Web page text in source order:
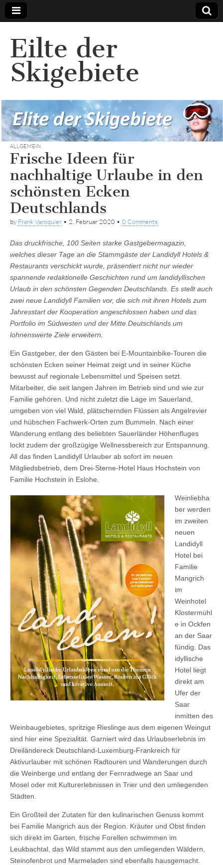
Eilte der
Skigebiete
ALLGEMEIN
Frische Ideen für
nachhaltige Urlaube in den
schönsten Ecken
Deutschlands
by Frank Varoquier • 2. Februar 2020 • 0 Comments
Das druckfrische, 100 Seiten starke Gastgebermagazin,
welches dieser Tage an die Stammgäste der Landidyll Hotels &
Restaurants verschickt wurde, präsentiert nicht nur wieder
spannende redaktionelle Geschichten rund um landidyllischen
Urlaub in den schönsten Gegenden Deutschlands. Es stellt auch
zwei neue Landidyll Familien vor, die sich mit ihren Hotels zum
Jahresstart der Kooperation angeschlossen haben und das
Portfolio im Südwesten und der Mitte Deutschlands um
lohnenswerte Ziele erweitern.
Ein Gastgeber, der den Gästen bei E-Mountainbike-Touren die
schönsten Ecken seiner Heimat zeigt und in seiner Küche
bewusst auf regionale Lebensmittel und Speisen setzt.
Mitarbeiter, die seit langen Jahren im Betrieb sind und wie zur
Familie gehören. Und nicht zuletzt die Lage im Sauerland,
umgeben von viel Wald, plätschernden Flüssen als Angelrevier
und hübschen Fachwerk-Orten zum Bummeln. Nach einer
Wanderung entlang des beliebten Sauerländer Höhenfluges
lockt zudem der großzügige Wellnessbereich zur Entspannung.
All das finden Landidyll Urlauber ab sofort im neuen
Mitgliedsbetrieb, dem Drei-Sterne-Hotel Haus Hochstein von
Familie Hochstein in Eslohe.
Weinliebha
ber werden
im zweiten
neuen
Landidyll
Hotel bei
Familie
Mangrich
im
Weinhotel
Klostermühl
e in Ockfen
an der Saar
fündig. Das
idyllische
Hotel liegt
direkt am
Ufer der
Saar
inmitten des
Weinbaugebietes, spritzige Rieslinge aus dem eigenen Weingut
sind hier eine Spezialität. Garniert wird das Urlaubserlebnis im
Dreiländereck Deutschland-Luxemburg-Frankreich für
Aktivurlauber mit schönen Radtouren und Wanderungen durch
die Weinberge und entlang der Fernradwege an Saar und
Mosel oder mit Kulturerlebnissen in Trier und den umliegenden
Städten.
Ein Großteil der Zutaten für den kulinarischen Genuss kommt
bei Familie Mangrich aus der Region. Kräuter und Obst finden
sich direkt im Garten, frische Forellen schwimmen im
Leukbachtal, das Wild stammt aus den umliegenden Wäldern,
Steinofenbrot und Marmeladen sind ebenfalls hausgemacht.